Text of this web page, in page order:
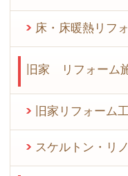
床・床暖熱リフ
旧家 リフォーム
旧家リフォーム
スケルトン・リ